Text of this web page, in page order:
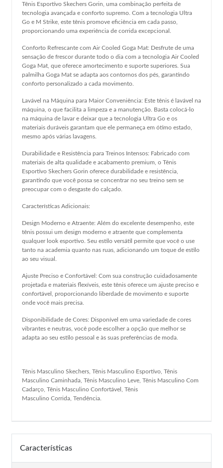
Tênis Esportivo Skechers Gorin, uma combinação perfeita de
tecnologia avançada e conforto supremo. Com a tecnologia Ultra
Go e M Strike, este tênis promove eficiência em cada passo,
proporcionando uma experiência de corrida excepcional.
Conforto Refrescante com Air Cooled Goga Mat: Desfrute de uma
sensação de frescor durante todo o dia com a tecnologia Air Cooled
Goga Mat, que oferece amortecimento e suporte superiores. Sua
palmilha Goga Mat se adapta aos contornos dos pés, garantindo
conforto personalizado a cada movimento.
Lavável na Máquina para Maior Conveniência: Este tênis é lavável na
máquina, o que facilita a limpeza e a manutenção. Basta colocá-lo
na máquina de lavar e deixar que a tecnologia Ultra Go e os
materiais duráveis garantam que ele permaneça em ótimo estado,
mesmo após várias lavagens.
Durabilidade e Resistência para Treinos Intensos: Fabricado com
materiais de alta qualidade e acabamento premium, o Tênis
Esportivo Skechers Gorin oferece durabilidade e resistência,
garantindo que você possa se concentrar no seu treino sem se
preocupar com o desgaste do calçado.
Características Adicionais:
Design Moderno e Atraente: Além do excelente desempenho, este
tênis possui um design moderno e atraente que complementa
qualquer look esportivo. Seu estilo versátil permite que você o use
tanto na academia quanto nas ruas, adicionando um toque de estilo
ao seu visual.
Ajuste Preciso e Confortável: Com sua construção cuidadosamente
projetada e materiais flexíveis, este tênis oferece um ajuste preciso e
confortável, proporcionando liberdade de movimento e suporte
onde você mais precisa.
Disponibilidade de Cores: Disponível em uma variedade de cores
vibrantes e neutras, você pode escolher a opção que melhor se
adapta ao seu estilo pessoal e às suas preferências de moda.
Tênis Masculino Skechers, Tênis Masculino Esportivo, Tênis
Masculino Caminhada, Tênis Masculino Leve, Tênis Masculino Com
Cadarço, Tênis Masculino Confortável, Tênis
Masculino Corrida, Tendência.
Características